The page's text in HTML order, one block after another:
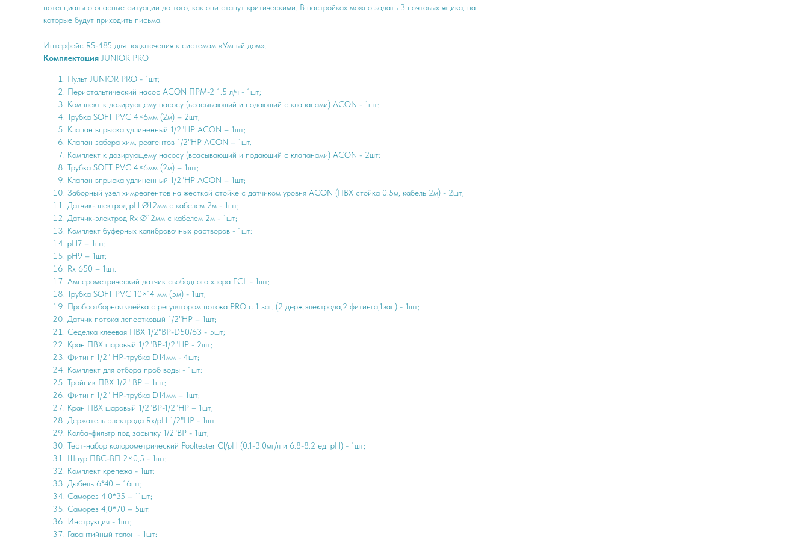
потенциально опасные ситуации до того, как они станут критическими. В настройках можно задать 3 почтовых ящика, на
которые будут приходить письма.
Интерфейс RS-485 для подключения к системам «Умный дом».
Комплектация JUNIOR PRO
Пульт JUNIOR PRO - 1шт;
Перистальтический насос ACON ПРМ-2 1.5 л/ч - 1шт;
Комплект к дозирующему насосу (всасывающий и подающий с клапанами) ACON - 1шт:
Трубка SOFT PVC 4×6мм (2м) – 2шт;
Клапан впрыска удлиненный 1/2"НР ACON – 1шт;
Клапан забора хим. реагентов 1/2"НР ACON – 1шт.
Комплект к дозирующему насосу (всасывающий и подающий с клапанами) ACON - 2шт:
Трубка SOFT PVC 4×6мм (2м) – 1шт;
Клапан впрыска удлиненный 1/2"НР ACON – 1шт;
Заборный узел химреагентов на жесткой стойке с датчиком уровня ACON (ПВХ стойка 0.5м, кабель 2м) - 2шт;
Датчик-электрод pH Ø12мм с кабелем 2м - 1шт;
Датчик-электрод Rx Ø12мм с кабелем 2м - 1шт;
Комплект буферных калибровочных растворов - 1шт:
рН7 – 1шт;
рН9 – 1шт;
Rx 650 – 1шт.
Амперометрический датчик свободного хлора FCL - 1шт;
Трубка SOFT PVC 10×14 мм (5м) - 1шт;
Пробоотборная ячейка с регулятором потока PRO с 1 заг. (2 держ.электрода,2 фитинга,1заг.) - 1шт;
Датчик потока лепестковый 1/2"НР – 1шт;
Седелка клеевая ПВХ 1/2"ВР-D50/63 - 5шт;
Кран ПВХ шаровый 1/2"ВР-1/2"НP - 2шт;
Фитинг 1/2" НР-трубка D14мм - 4шт;
Комплект для отбора проб воды - 1шт:
Тройник ПВХ 1/2" ВР – 1шт;
Фитинг 1/2" НР-трубка D14мм – 1шт;
Кран ПВХ шаровый 1/2"ВР-1/2"НP – 1шт;
Держатель электрода Rx/pH 1/2"НР - 1шт.
Колба-фильтр под засыпку 1/2"ВР - 1шт;
Тест-набор колорометрический Pooltester Cl/pH (0.1-3.0мг/л и 6.8-8.2 ед. pH) - 1шт;
Шнур ПВС-ВП 2×0,5 - 1шт;
Комплект крепежа - 1шт:
Дюбель 6*40 – 16шт;
Саморез 4,0*35 – 11шт;
Саморез 4,0*70 – 5шт.
Инструкция - 1шт;
Гарантийный талон - 1шт;